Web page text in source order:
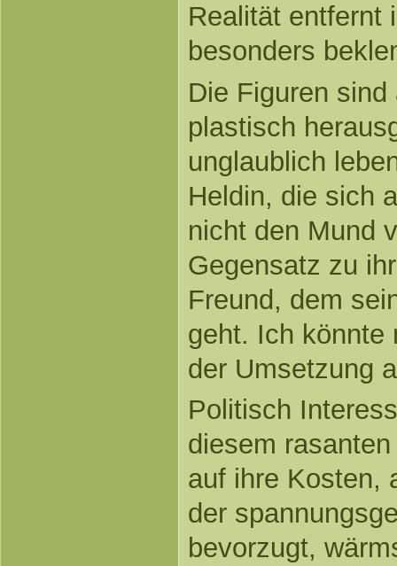
Realität entfernt
besonders
Die Figuren
plastisch
unglaublich
Heldin, die sich
nicht den Mund
Gegensatz zu
Freund, dem
geht. Ich könnte
der Umsetzung
Politisch
diesem
auf ihre Kosten,
der
bevorzugt,